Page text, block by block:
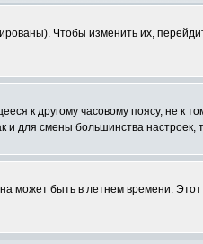
Чтобы изменить их,
к другому часовому поясу, не к
и для смены большинства
может быть в летнем времени.